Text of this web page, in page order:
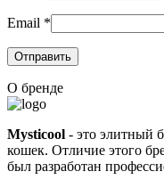
Email *
О бренде
Mysticool - это элитный
кошек. Отличие этого
был разработан